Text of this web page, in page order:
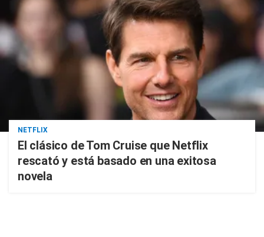
NETFLIX
El clásico de Tom Cruise que Netflix
rescató y está basado en una exitosa
novela